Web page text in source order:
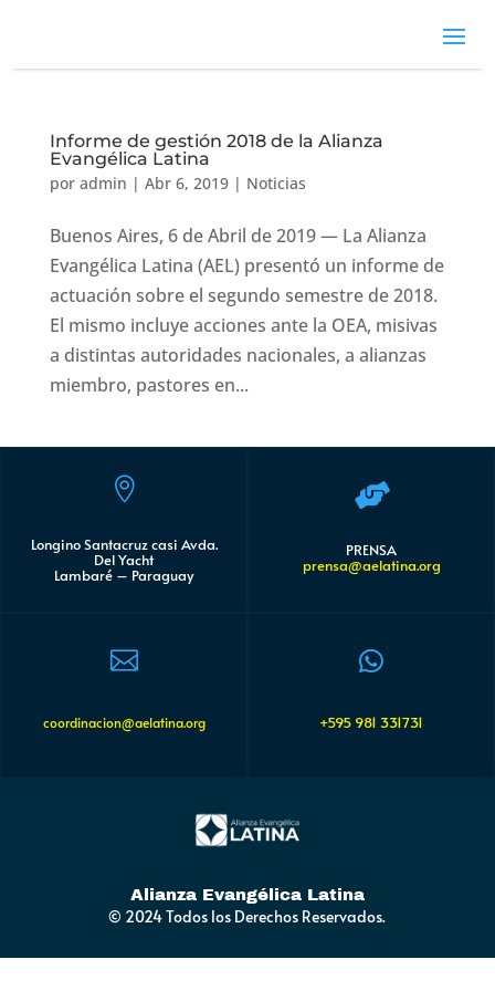
Informe de gestión 2018 de la Alianza
Evangélica Latina
por admin | Abr 6, 2019| Noticias
Buenos Aires, 6 de Abril de 2019 — La Alianza
Evangélica Latina (AEL) presentó un informe de
actuación sobre el segundo semestre de 2018.
El mismo incluye acciones ante la OEA, misivas
a distintas autoridades nacionales, a alianzas
miembro, pastores en...

Longino Santacruz casi Avda.
Del Yacht
Lambaré – Paraguay

coordinacion@aelatina.org

PRENSA
prensa@aelatina.org

+595 981 331731
Alianza Evangélica Latina
© 2024 Todos los Derechos Reservados.